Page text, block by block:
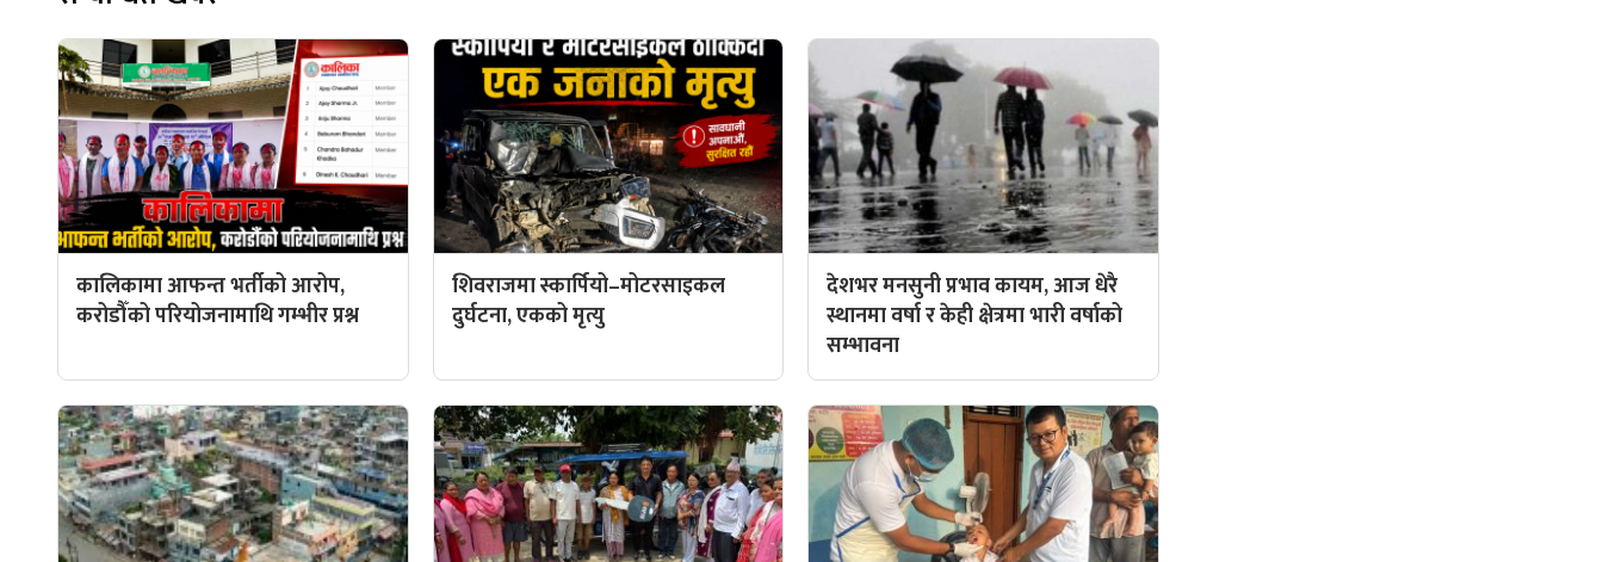
कालिकामा आफन्त भर्तीको आरोप,
करोडौँको परियोजनामाथि गम्भीर प्रश्न
शिवराजमा स्कार्पियो–मोटरसाइकल
दुर्घटना, एकको मृत्यु
देशभर मनसुनी प्रभाव कायम, आज धेरै
स्थानमा वर्षा र केही क्षेत्रमा भारी वर्षाको
सम्भावना